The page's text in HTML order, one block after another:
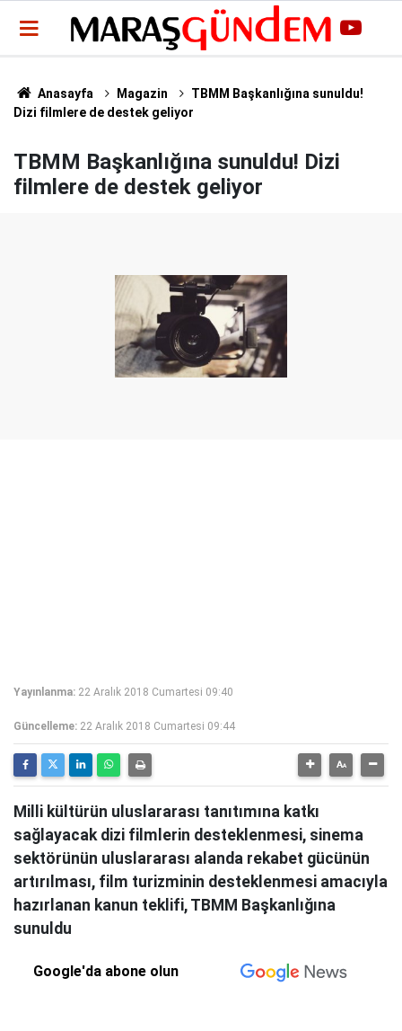
Anasayfa Magazin
TBMM Başkanlığına sunuldu!
Dizi filmlere de destek geliyor
TBMM Başkanlığına sunuldu! Dizi
filmlere de destek geliyor
Yayınlanma: 22 Aralık 2018 Cumartesi 09:40
Güncelleme: 22 Aralık 2018 Cumartesi 09:44
Milli kültürün uluslararası tanıtımına katkı
sağlayacak dizi filmlerin desteklenmesi, sinema
sektörünün uluslararası alanda rekabet gücünün
artırılması, film turizminin desteklenmesi amacıyla
hazırlanan kanun teklifi, TBMM Başkanlığına
sunuldu
Google'da abone olun